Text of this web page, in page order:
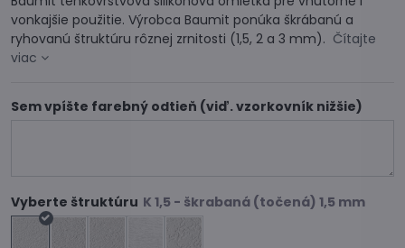
vonkajšie použitie. Výrobca Baumit ponúka škrábanú a
ryhovanú štruktúru rôznej zrnitosti (1,5, 2 a 3 mm). Čítajte
viac
Sem vpíšte farebný odtieň (viď. vzorkovník nižšie)
Vyberte štruktúru